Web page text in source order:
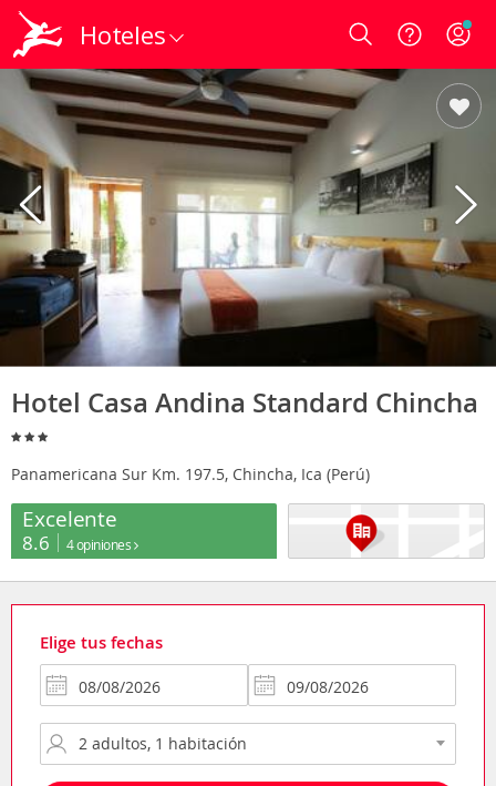
Hoteles Login
Hotel Casa Andina Standard Chincha
Panamericana Sur Km. 197.5, Chincha, Ica (Perú)
Excelente
8.6 4 opiniones
Elige tus fechas